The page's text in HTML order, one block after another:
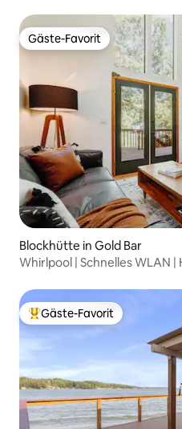
Gäste-Favorit
Gäste-Favorit
Blockhütte in Gold Bar
Whirlpool | Schnelles WLAN |
Beliebter Gäste-Favorit.
Gäste-Favorit